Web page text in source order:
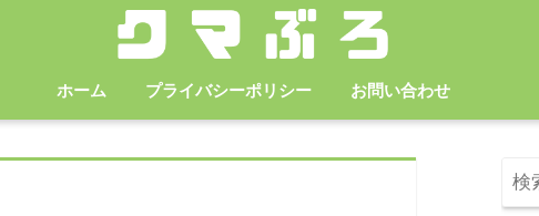
ホーム プライバシーポリシー お問い合わせ